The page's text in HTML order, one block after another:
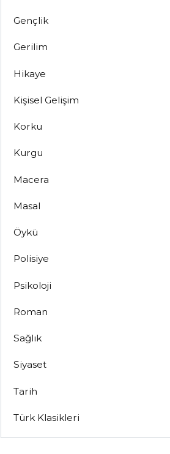
Gençlik
Gerilim
Hikaye
Kişisel Gelişim
Korku
Kurgu
Macera
Masal
Öykü
Polisiye
Psikoloji
Roman
Sağlık
Siyaset
Tarih
Türk Klasikleri